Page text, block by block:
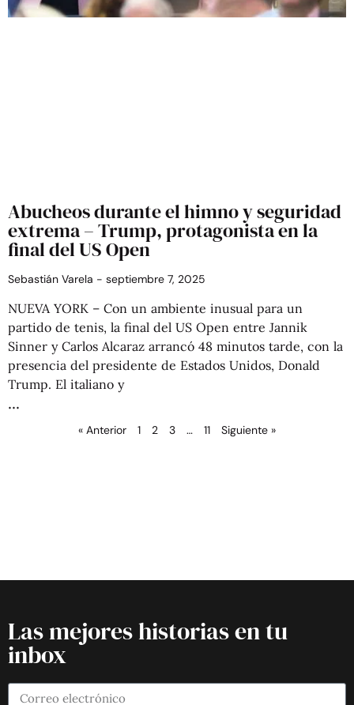
Abucheos durante el himno y seguridad
extrema – Trump, protagonista en la
final del US Open
Sebastián Varela septiembre 7, 2025
NUEVA YORK – Con un ambiente inusual para un
partido de tenis, la final del US Open entre Jannik
Sinner y Carlos Alcaraz arrancó 48 minutos tarde, con la
presencia del presidente de Estados Unidos, Donald
Trump. El italiano y
« Anterior 1 2 3 … 11 Siguiente »
Las mejores historias en tu
inbox